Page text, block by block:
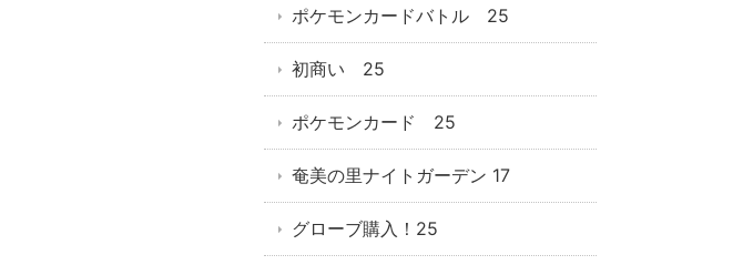
ポケモンカードバトル 25
初商い 25
ポケモンカード 25
奄美の里ナイトガーデン 17
グローブ購入！25